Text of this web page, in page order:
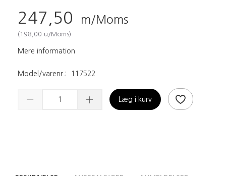
247,50 m/Moms
(198,00 u/Moms)
Mere information
Model/varenr.: 117522
Læg i kurv